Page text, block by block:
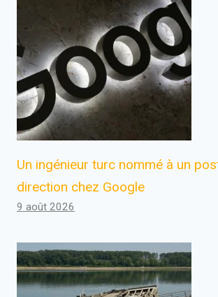
Un ingénieur turc nommé à un
direction chez Google
9 août 2026